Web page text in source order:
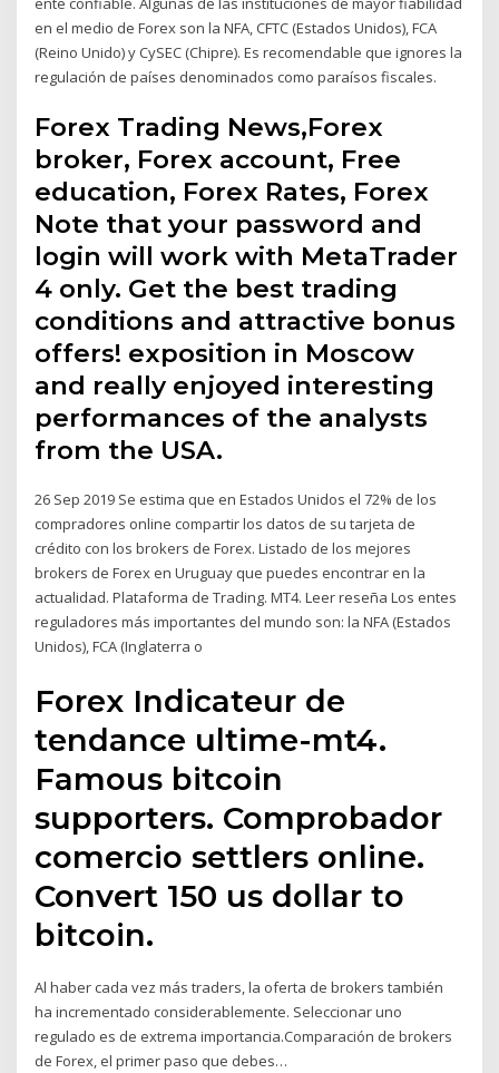
en el medio de Forex son la NFA, CFTC (Estados Unidos), FCA
(Reino Unido) y CySEC (Chipre). Es recomendable que ignores la
regulación de países denominados como paraísos fiscales.
Forex Trading News,Forex
broker, Forex account, Free
education, Forex Rates, Forex
Note that your password and
login will work with MetaTrader
4 only. Get the best trading
conditions and attractive bonus
offers! exposition in Moscow
and really enjoyed interesting
performances of the analysts
from the USA.
26 Sep 2019 Se estima que en Estados Unidos el 72% de los
compradores online compartir los datos de su tarjeta de
crédito con los brokers de Forex. Listado de los mejores
brokers de Forex en Uruguay que puedes encontrar en la
actualidad. Plataforma de Trading. MT4. Leer reseña Los entes
reguladores más importantes del mundo son: la NFA (Estados
Unidos), FCA (Inglaterra o
Forex Indicateur de
tendance ultime-mt4.
Famous bitcoin
supporters. Comprobador
comercio settlers online.
Convert 150 us dollar to
bitcoin.
Al haber cada vez más traders, la oferta de brokers también
ha incrementado considerablemente. Seleccionar uno
regulado es de extrema importancia.Comparación de brokers
de Forex, el primer paso que debes…